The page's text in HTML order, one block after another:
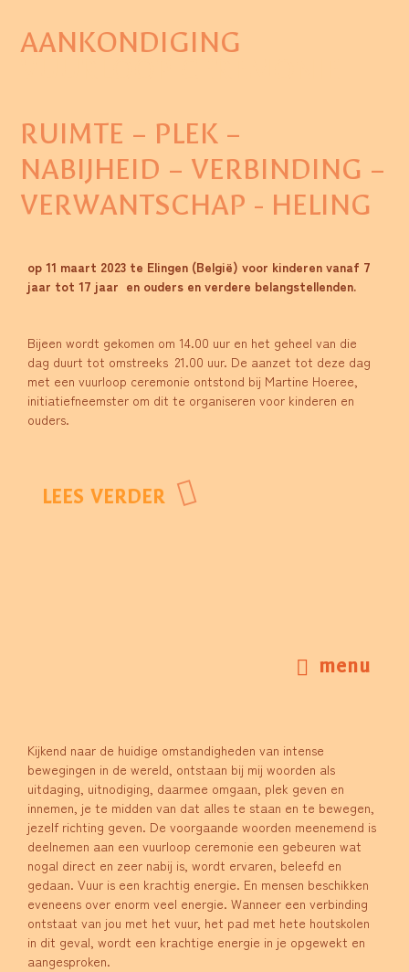
AANKONDIGING
RUIMTE – PLEK –
NABIJHEID – VERBINDING –
VERWANTSCHAP - HELING
op 11 maart 2023 te Elingen (België) voor kinderen vanaf 7
jaar tot 17 jaar en ouders en verdere belangstellenden.
Bijeen wordt gekomen om 14.00 uur en het geheel van die
dag duurt tot omstreeks 21.00 uur. De aanzet tot deze dag
met een vuurloop ceremonie ontstond bij Martine Hoeree,
initiatiefneemster om dit te organiseren voor kinderen en
ouders.
LEES VERDER
menu
Kijkend naar de huidige omstandigheden van intense
bewegingen in de wereld, ontstaan bij mij woorden als
uitdaging, uitnodiging, daarmee omgaan, plek geven en
innemen, je te midden van dat alles te staan en te bewegen,
jezelf richting geven. De voorgaande woorden meenemend is
deelnemen aan een vuurloop ceremonie een gebeuren wat
nogal direct en zeer nabij is, wordt ervaren, beleefd en
gedaan. Vuur is een krachtig energie. En mensen beschikken
eveneens over enorm veel energie. Wanneer een verbinding
ontstaat van jou met het vuur, het pad met hete houtskolen
in dit geval, wordt een krachtige energie in je opgewekt en
aangesproken.